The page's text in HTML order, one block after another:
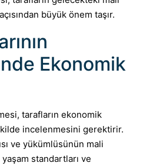
büyük önem taşır.
Ekonomik
tarafların ekonomik
incelenmesini gerektirir.
ve yükümlüsünün mali
standartları ve